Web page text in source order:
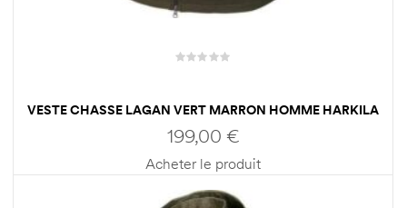
VESTE CHASSE LAGAN VERT MARRON HOMME HARKILA
199,00 €
Acheter le produit